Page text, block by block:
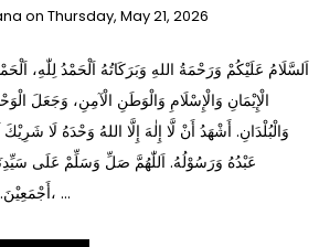
on Thursday, May 21, 2026
اَلسَّلَامُ عَلَيْكُمْ وَرَحْمَةُ اللهِ وَبَرَكَاتُهُ اَلْحَمْدُ لِلّٰهِ،
الْإِيْمَانِ وَالْإِسْلَامِ وَالْوَطَنِ الْآمِنِ، وَجَعَلَ
وَالْبُلْدَانِ. أَشْهَدُ أَنْ لَّا إِلٰهَ إِلَّا اللهُ وَحْدَهُ لَا
عَبْدُهُ وَرَسُوْلُهُ. اَللّٰهُمَّ صَلِّ وَسَلِّمْ عَلَى
أَجْمَعِيْنَ. أَمَّا بَعْدُ، فَيَا أَيُّهَا الْمُسْلِمُوْنَ، …